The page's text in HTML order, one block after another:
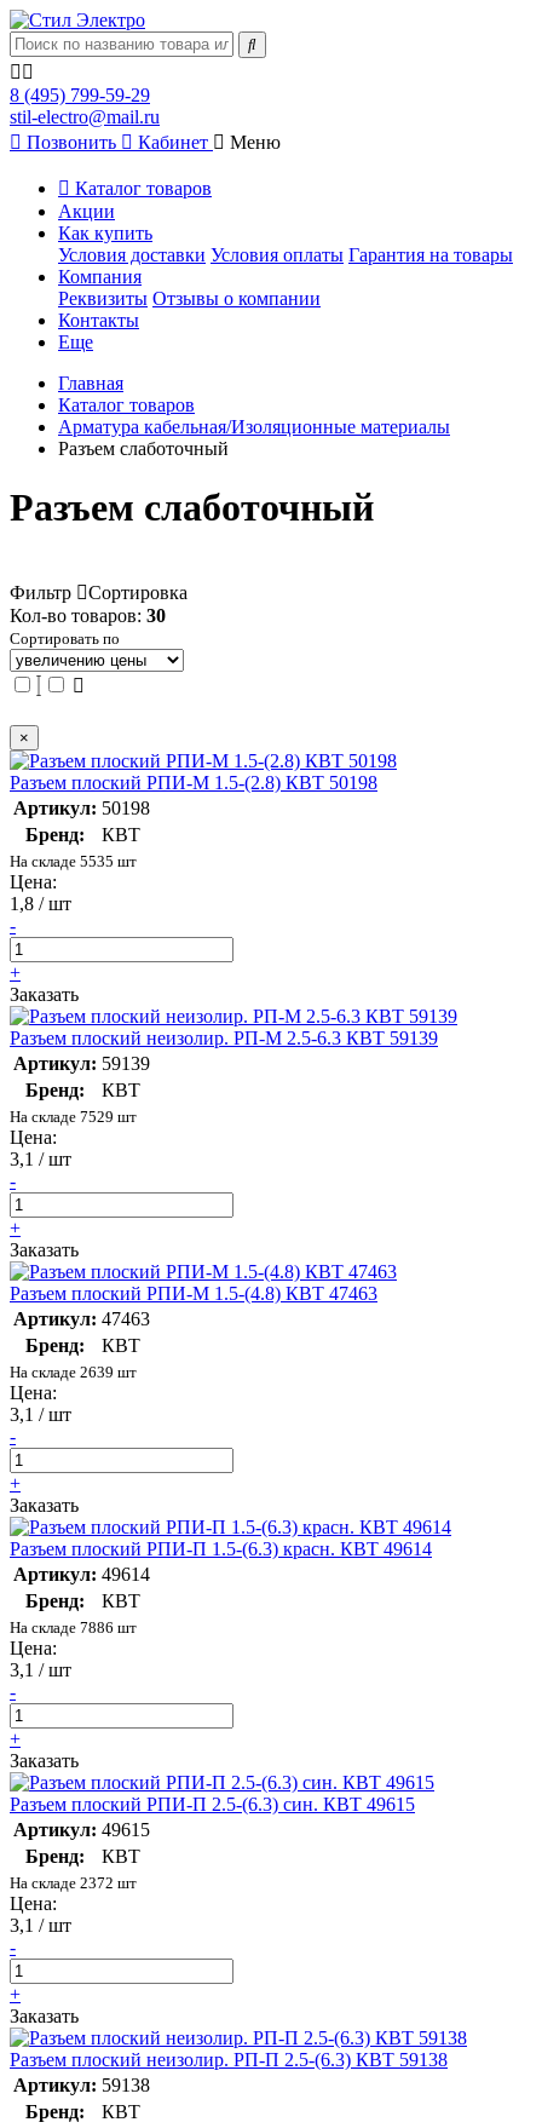
8 (495) 799-59-29
stil-electro@mail.ru
Позвонить
Кабинет Меню
Каталог товаров
Акции
Как купить
Условия доставки Условия оплаты Гарантия на товары
Компания
Реквизиты Отзывы о компании
Контакты
Еще
Главная
Каталог товаров
Арматура кабельная/Изоляционные материалы
Разъем слаботочный
Разъем слаботочный
Фильтр
Сортировка
Кол-во товаров: 30
Сортировать по
×
Разъем плоский РПИ-М 1.5-(2.8) КВТ 50198
Артикул: 50198
Бренд:
КВТ
На складе 5535 шт
Цена:
1,8 / шт
-
+
Заказать
Разъем плоский неизолир. РП-М 2.5-6.3 КВТ 59139
Артикул: 59139
Бренд:
КВТ
На складе 7529 шт
Цена:
3,1 / шт
-
+
Заказать
Разъем плоский РПИ-М 1.5-(4.8) КВТ 47463
Артикул: 47463
Бренд:
КВТ
На складе 2639 шт
Цена:
3,1 / шт
-
+
Заказать
Разъем плоский РПИ-П 1.5-(6.3) красн. КВТ 49614
Артикул: 49614
Бренд:
КВТ
На складе 7886 шт
Цена:
3,1 / шт
-
+
Заказать
Разъем плоский РПИ-П 2.5-(6.3) син. КВТ 49615
Артикул: 49615
Бренд:
КВТ
На складе 2372 шт
Цена:
3,1 / шт
-
+
Заказать
Разъем плоский неизолир. РП-П 2.5-(6.3) КВТ 59138
Артикул: 59138
Бренд:
КВТ